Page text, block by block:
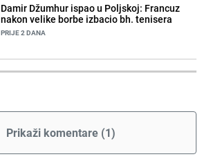
Damir Džumhur ispao u Poljskoj: Francuz
nakon velike borbe izbacio bh. tenisera
PRIJE 2 DANA
Prikaži komentare (1)